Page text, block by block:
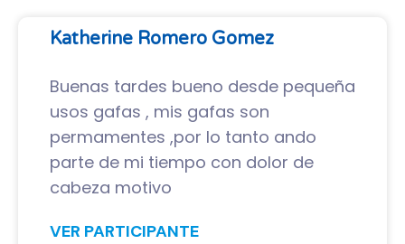
Katherine Romero Gomez
Buenas tardes bueno desde pequeña
usos gafas , mis gafas son
permamentes ,por lo tanto ando
parte de mi tiempo con dolor de
cabeza motivo
VER PARTICIPANTE